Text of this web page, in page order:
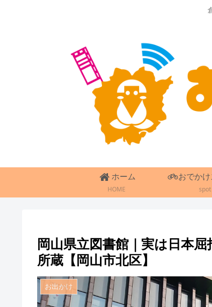
ホーム
HOME
おでかけ
spot
岡山県立図書館｜実は日本
所蔵【岡山市北区】
お出かけ